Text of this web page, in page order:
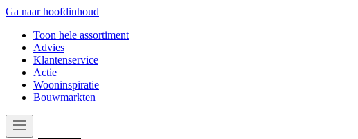
Ga naar hoofdinhoud
Toon hele assortiment
Advies
Klantenservice
Actie
Wooninspiratie
Bouwmarkten